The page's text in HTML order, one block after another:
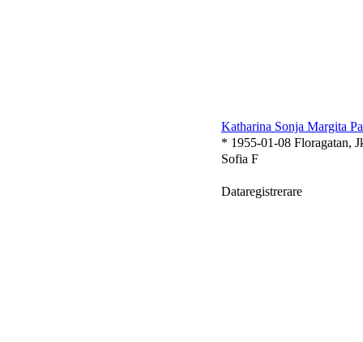
Katharina Sonja Margita
* 1955-01-08 Floragatan,
Sofia F
Dataregistrerare